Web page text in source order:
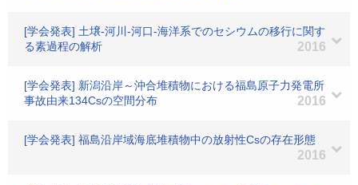
[学会発表] 土壌-河川-河口-海洋系でのセシウムの移行に関す
る素過程の解析
2016
[学会発表] 新潟沿岸～沖合堆積物における福島原子力発電所
事故由来134Csの空間分布
2016
[学会発表] 福島沿岸域海底堆積物中の放射性Csの存在形態
2016